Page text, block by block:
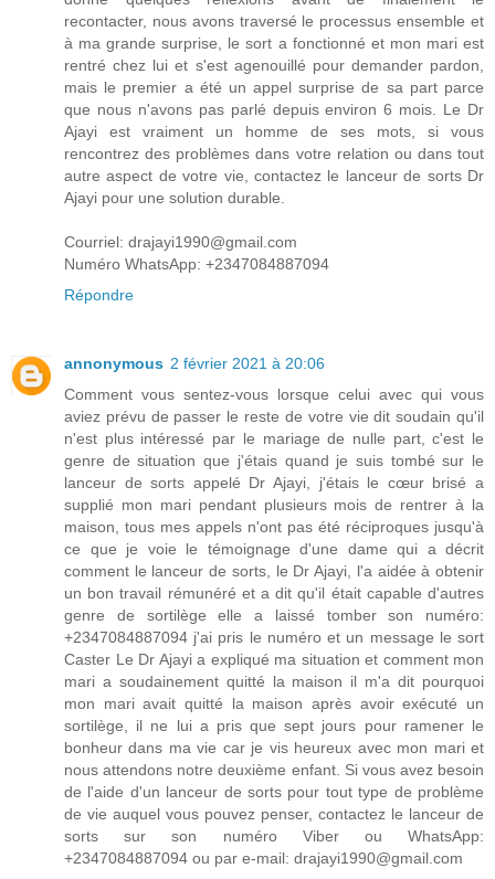
recontacter, nous avons traversé le processus ensemble et
à ma grande surprise, le sort a fonctionné et mon mari est
rentré chez lui et s'est agenouillé pour demander pardon,
mais le premier a été un appel surprise de sa part parce
que nous n'avons pas parlé depuis environ 6 mois. Le Dr
Ajayi est vraiment un homme de ses mots, si vous
rencontrez des problèmes dans votre relation ou dans tout
autre aspect de votre vie, contactez le lanceur de sorts Dr
Ajayi pour une solution durable.
Courriel: drajayi1990@gmail.com
Numéro WhatsApp: +2347084887094
Répondre
annonymous 2 février 2021 à 20:06
Comment vous sentez-vous lorsque celui avec qui vous
aviez prévu de passer le reste de votre vie dit soudain qu'il
n'est plus intéressé par le mariage de nulle part, c'est le
genre de situation que j'étais quand je suis tombé sur le
lanceur de sorts appelé Dr Ajayi, j'étais le cœur brisé a
supplié mon mari pendant plusieurs mois de rentrer à la
maison, tous mes appels n'ont pas été réciproques jusqu'à
ce que je voie le témoignage d'une dame qui a décrit
comment le lanceur de sorts, le Dr Ajayi, l'a aidée à obtenir
un bon travail rémunéré et a dit qu'il était capable d'autres
genre de sortilège elle a laissé tomber son numéro:
+2347084887094 j'ai pris le numéro et un message le sort
Caster Le Dr Ajayi a expliqué ma situation et comment mon
mari a soudainement quitté la maison il m'a dit pourquoi
mon mari avait quitté la maison après avoir exécuté un
sortilège, il ne lui a pris que sept jours pour ramener le
bonheur dans ma vie car je vis heureux avec mon mari et
nous attendons notre deuxième enfant. Si vous avez besoin
de l'aide d'un lanceur de sorts pour tout type de problème
de vie auquel vous pouvez penser, contactez le lanceur de
sorts sur son numéro Viber ou WhatsApp:
+2347084887094 ou par e-mail: drajayi1990@gmail.com